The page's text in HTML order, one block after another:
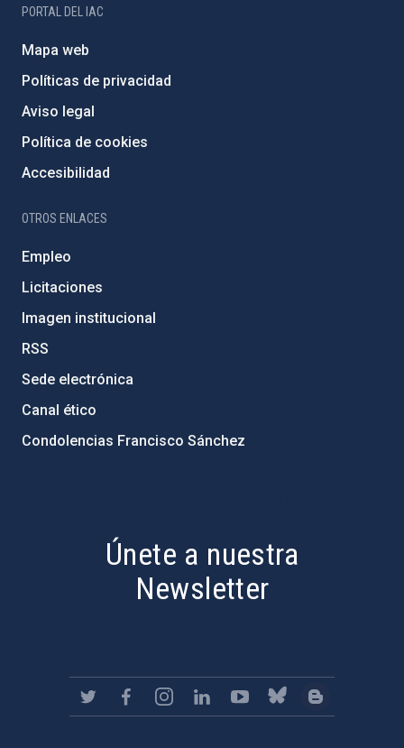
PORTAL DEL IAC
Mapa web
Políticas de privacidad
Aviso legal
Política de cookies
Accesibilidad
OTROS ENLACES
Empleo
Licitaciones
Imagen institucional
RSS
Sede electrónica
Canal ético
Condolencias Francisco Sánchez
Únete a nuestra
Newsletter